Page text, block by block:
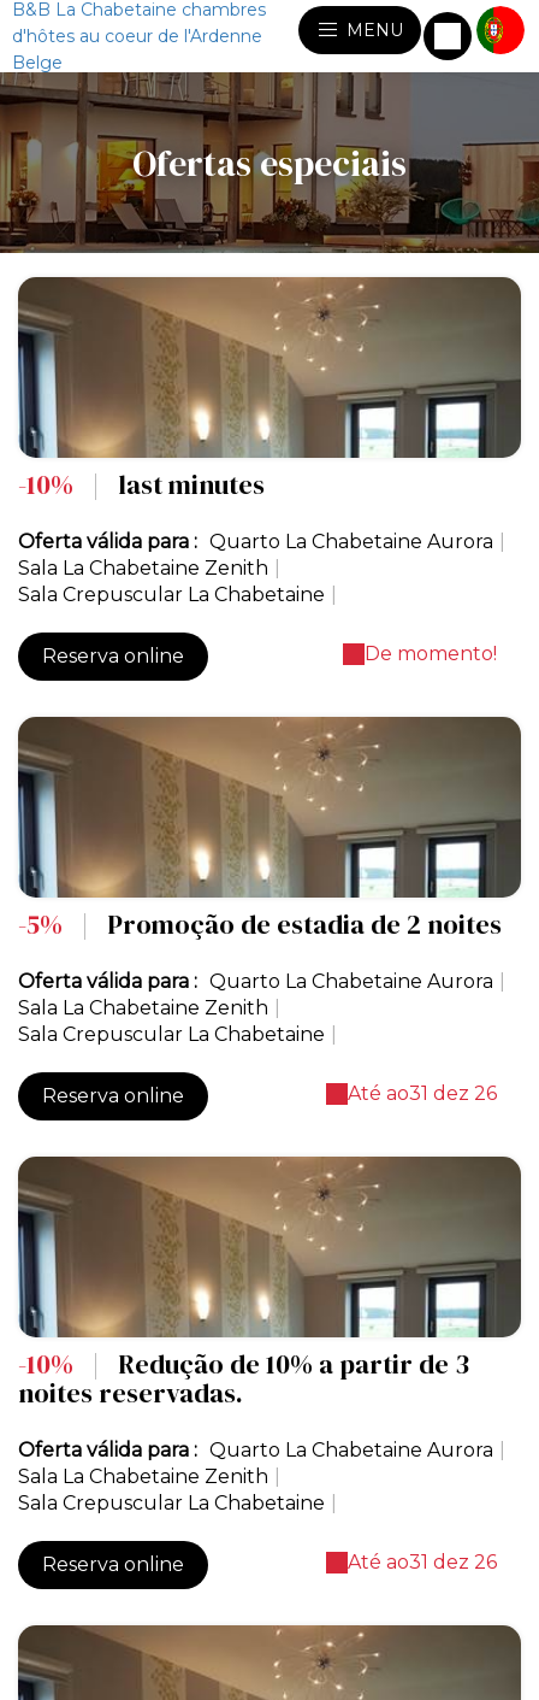
B&B La Chabetaine chambres
d'hôtes au coeur de l'Ardenne
Belge
MENU
Ofertas especiais
-10% | last minutes
Oferta válida para : Quarto La Chabetaine Aurora
Sala La Chabetaine Zenith
Sala Crepuscular La Chabetaine
Reserva online De momento!
-5% | Promoção de estadia de 2 noites
Oferta válida para : Quarto La Chabetaine Aurora
Sala La Chabetaine Zenith
Sala Crepuscular La Chabetaine
Reserva online Até ao31 dez 26
-10% |
Redução de 10% a partir de 3
noites reservadas.
Oferta válida para : Quarto La Chabetaine Aurora
Sala La Chabetaine Zenith
Sala Crepuscular La Chabetaine
Reserva online Até ao31 dez 26